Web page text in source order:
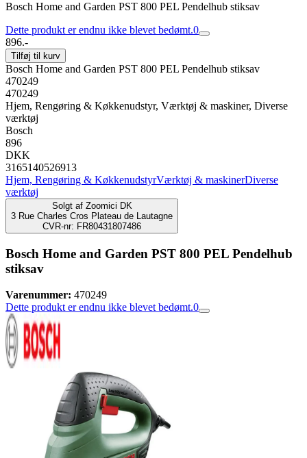
Bosch Home and Garden PST 800 PEL Pendelhub stiksav
Dette produkt er endnu ikke blevet bedømt.0
896.-
Tilføj til kurv
Bosch Home and Garden PST 800 PEL Pendelhub stiksav
470249
470249
Hjem, Rengøring & Køkkenudstyr, Værktøj & maskiner, Diverse
værktøj
Bosch
896
DKK
3165140526913
Hjem, Rengøring & KøkkenudstyrVærktøj & maskinerDiverse
værktøj
Solgt af Zoomici DK
3 Rue Charles Cros Plateau de Lautagne
CVR-nr: FR80431807486
Bosch Home and Garden PST 800 PEL Pendelhub
stiksav
Varenummer: 470249
Dette produkt er endnu ikke blevet bedømt.0